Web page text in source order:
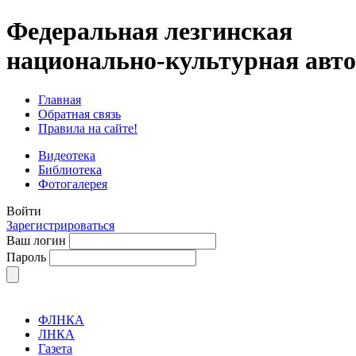
Федеральная лезгинская
национально-культурная
Главная
Обратная связь
Правила на сайте!
Видеотека
Библиотека
Фотогалерея
Войти
Зарегистрироваться
Ваш логин
Пароль
ФЛНКА
ЛНКА
Газета